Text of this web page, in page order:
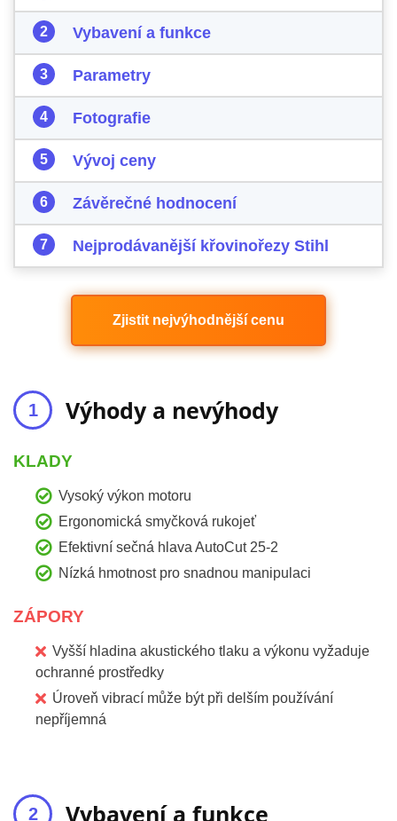
Vybavení a funkce
Parametry
Fotografie
Vývoj ceny
Závěrečné hodnocení
Nejprodávanější křovinořezy Stihl
Zjistit nejvýhodnější cenu
Výhody a nevýhody
KLADY
Vysoký výkon motoru
Ergonomická smyčková rukojeť
Efektivní sečná hlava AutoCut 25-2
Nízká hmotnost pro snadnou manipulaci
ZÁPORY
Vyšší hladina akustického tlaku a výkonu vyžaduje
ochranné prostředky
Úroveň vibrací může být při delším používání
nepříjemná
Vybavení a funkce